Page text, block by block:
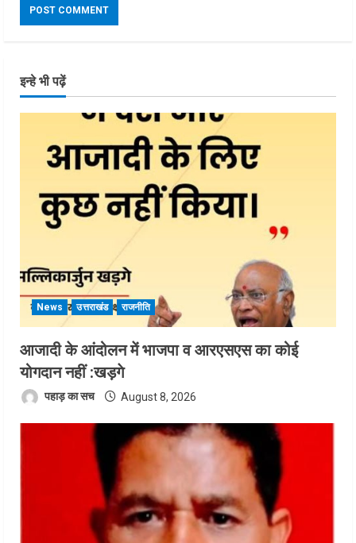
इन्हे भी पढ़ें
News उत्तराखंड राजनीति
आजादी के आंदोलन में भाजपा व आरएसएस का कोई
योगदान नहीं :खड़गे
पहाड़ का सच August 8, 2026